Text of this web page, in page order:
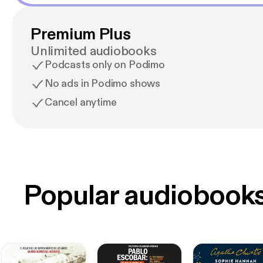
Premium Plus
Unlimited audiobooks
Podcasts only on Podimo
No ads in Podimo shows
Cancel anytime
Popular